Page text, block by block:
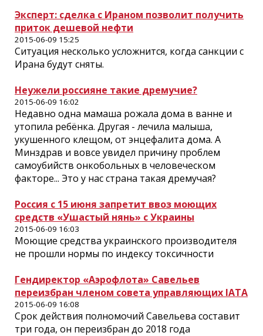
Эксперт: сделка с Ираном позволит получить
приток дешевой нефти
2015-06-09 15:25
Ситуация несколько усложнится, когда санкции с
Ирана будут сняты.
Неужели россияне такие дремучие?
2015-06-09 16:02
Недавно одна мамаша рожала дома в ванне и
утопила ребёнка. Другая - лечила малыша,
укушенного клещом, от энцефалита дома. А
Минздрав и вовсе увидел причину проблем
самоубийств онкобольных в человеческом
факторе... Это у нас страна такая дремучая?
Россия с 15 июня запретит ввоз моющих
средств «Ушастый нянь» с Украины
2015-06-09 16:03
Моющие средства украинского производителя
не прошли нормы по индексу токсичности
Гендиректор «Аэрофлота» Савельев
переизбран членом совета управляющих IATA
2015-06-09 16:08
Срок действия полномочий Савельева составит
три года, он переизбран до 2018 года